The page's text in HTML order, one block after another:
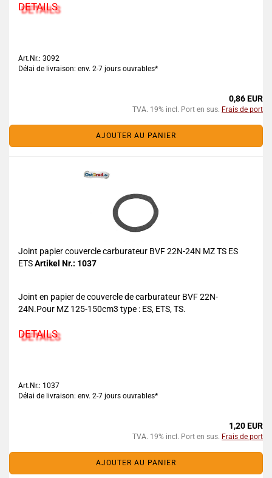
DETAILS
Art.Nr.: 3092
Délai de livraison: env. 2-7 jours ouvrables*
0,86 EUR
TVA. 19% incl. Port en sus. Frais de port
AJOUTER AU PANIER
Joint papier couvercle carburateur BVF 22N-24N MZ TS ES
ETSArtikel Nr.: 1037
Joint en papier de couvercle de carburateur BVF 22N-
24N.Pour MZ 125-150cm3 type : ES, ETS, TS.
DETAILS
Art.Nr.: 1037
Délai de livraison: env. 2-7 jours ouvrables*
1,20 EUR
TVA. 19% incl. Port en sus. Frais de port
AJOUTER AU PANIER